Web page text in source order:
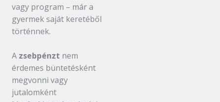
vagy program – már a
gyermek saját keretéből
történnek.
A zsebpénzt nem
érdemes büntetésként
megvonni vagy
jutalomként